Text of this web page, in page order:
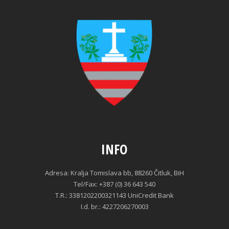
INFO
Adresa: Kralja Tomislava bb, 88260 Čitluk, BiH
Tel/Fax: +387 (0) 36 643 540
T.R.: 3381202200321143 UniCredit Bank
I.d. br.: 4227206270003